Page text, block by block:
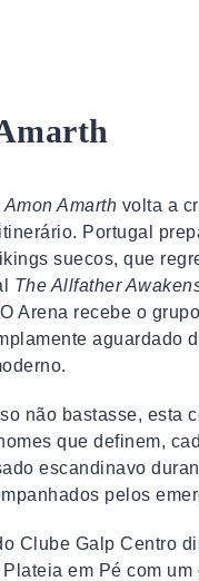
Amon Amarth volta a
Portugal
suecos, que
The Allfather
Arena recebe o
aguardado
não bastasse, esta
que definem,
escandinavo
pelos
Clube Galp Centro
em Pé com